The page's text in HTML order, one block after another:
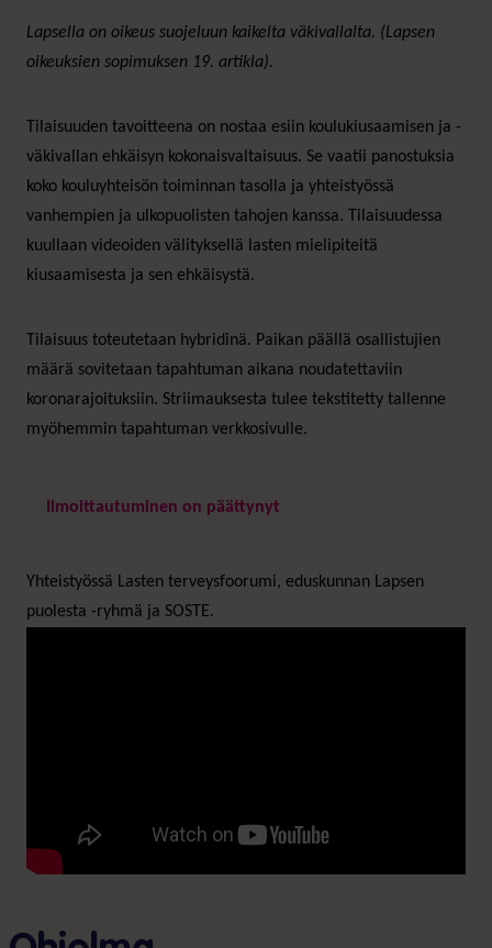
Lapsella on oikeus suojeluun kaikelta väkivallalta. (Lapsen
oikeuksien sopimuksen 19. artikla).
Tilaisuuden tavoitteena on nostaa esiin koulukiusaamisen ja -
väkivallan ehkäisyn kokonaisvaltaisuus. Se vaatii panostuksia
koko kouluyhteisön toiminnan tasolla ja yhteistyössä
vanhempien ja ulkopuolisten tahojen kanssa. Tilaisuudessa
kuullaan videoiden välityksellä lasten mielipiteitä
kiusaamisesta ja sen ehkäisystä.
Tilaisuus toteutetaan hybridinä. Paikan päällä osallistujien
määrä sovitetaan tapahtuman aikana noudatettaviin
koronarajoituksiin. Striimauksesta tulee tekstitetty tallenne
myöhemmin tapahtuman verkkosivulle.
Ilmoittautuminen on päättynyt
Yhteistyössä Lasten terveysfoorumi, eduskunnan Lapsen
puolesta -ryhmä ja SOSTE.